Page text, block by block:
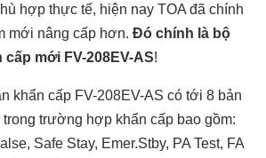
hợp thực tế, hiện nay TOA đã chính
mới nâng cấp hơn. Đó chính là bộ
mới FV-208EV-AS!
khẩn cấp FV-208EV-AS có tới 8 bản
trường hợp khẩn cấp bao gồm:
Safe Stay, Emer.Stby, PA Test, FA